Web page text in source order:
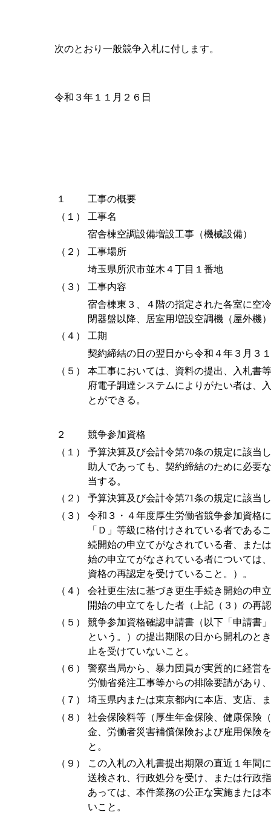
次のとおり一般競争入札に付します。
令和３年１１月２６日
１
工事の概要
（１）
工事名
宿舎棟空調設備増設工事（機械設備）
（２）
工事場所
埼玉県所沢市並木４丁目１番地
（３）
工事内容
宿舎棟東３、４階の指定された各室に空
閉器盤以降、居室用増設空調機（屋外機
（４）
工期
契約締結の日の翌日から令和４年３月３
（５）
本工事においては、資料の提出、入札書
府電子調達システムによりがたい者は、
とができる。
２
競争参加資格
（１）
予算決算及び会計令第70条の規定に該当
助人であっても、契約締結のために必要
当する。
（２）
予算決算及び会計令第71条の規定に該当
（３）
令和３・４年度厚生労働省競争参加資格
「Ｄ」等級に格付けされている者である
続開始の申立てがなされている者、また
始の申立てがなされている者については
資格の再認定を受けていること。）。
（４）
会社更生法に基づき更生手続き開始の申
開始の申立てをした者（上記（３）の再
（５）
競争参加資格確認申請書（以下「申請書
という。）の提出期限の日から開札のと
止を受けていないこと。
（６）
警察当局から、暴力団員が実質的に経営
労働省発注工事等からの排除要請があり
（７）
埼玉県内または東京都内に本店、支店、
（８）
社会保険料等（厚生年金保険、健康保険
金、労働者災害補償保険および雇用保険
と。
（９）
この入札の入札書提出期限の直近１年間
送検され、行政処分を受け、または行政
あっては、本件業務の公正な実施または
いこと。